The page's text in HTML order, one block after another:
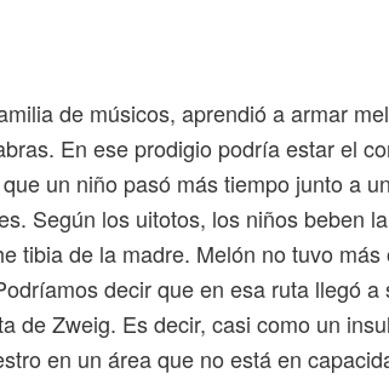
de músicos, aprendió a armar
En ese prodigio podría estar el
un niño pasó más tiempo junto a
Según los uitotos, los niños beben
tibia de la madre. Melón no tuvo
decir que en esa ruta llegó a
de Zweig. Es decir, casi como un
en un área que no está en